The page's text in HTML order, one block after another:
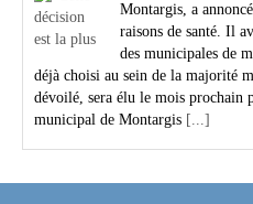
Montargis, a
raisons de santé. Il
des municipales de
déjà choisi au sein de la majorité
dévoilé, sera élu le mois prochain
municipal de Montargis [...]